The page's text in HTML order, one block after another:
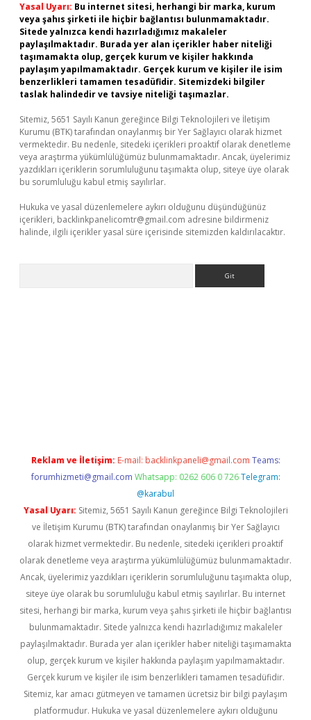
Yasal Uyarı: Bu internet sitesi, herhangi bir marka, kurum
veya şahıs şirketi ile hiçbir bağlantısı bulunmamaktadır.
Sitede yalnızca kendi hazırladığımız makaleler
paylaşılmaktadır. Burada yer alan içerikler haber niteliği
taşımamakta olup, gerçek kurum ve kişiler hakkında
paylaşım yapılmamaktadır. Gerçek kurum ve kişiler ile isim
benzerlikleri tamamen tesadüfidir. Sitemizdeki bilgiler
taslak halindedir ve tavsiye niteliği taşımazlar.
Sitemiz, 5651 Sayılı Kanun gereğince Bilgi Teknolojileri ve İletişim
Kurumu (BTK) tarafından onaylanmış bir Yer Sağlayıcı olarak hizmet
vermektedir. Bu nedenle, sitedeki içerikleri proaktif olarak denetleme
veya araştırma yükümlülüğümüz bulunmamaktadır. Ancak, üyelerimiz
yazdıkları içeriklerin sorumluluğunu taşımakta olup, siteye üye olarak
bu sorumluluğu kabul etmiş sayılırlar.
Hukuka ve yasal düzenlemelere aykırı olduğunu düşündüğünüz
içerikleri, backlinkpanelicomtr@gmail.com adresine bildirmeniz
halinde, ilgili içerikler yasal süre içerisinde sitemizden kaldırılacaktır.
Reklam ve İletişim: E-mail: backlinkpaneli@gmail.com Teams:
forumhizmeti@gmail.com Whatsapp: 0262 606 0 726 Telegram:
@karabul
Yasal Uyarı: Sitemiz, 5651 Sayılı Kanun gereğince Bilgi Teknolojileri
ve İletişim Kurumu (BTK) tarafından onaylanmış bir Yer Sağlayıcı
olarak hizmet vermektedir. Bu nedenle, sitedeki içerikleri proaktif
olarak denetleme veya araştırma yükümlülüğümüz bulunmamaktadır.
Ancak, üyelerimiz yazdıkları içeriklerin sorumluluğunu taşımakta olup,
siteye üye olarak bu sorumluluğu kabul etmiş sayılırlar. Bu internet
sitesi, herhangi bir marka, kurum veya şahıs şirketi ile hiçbir bağlantısı
bulunmamaktadır. Sitede yalnızca kendi hazırladığımız makaleler
paylaşılmaktadır. Burada yer alan içerikler haber niteliği taşımamakta
olup, gerçek kurum ve kişiler hakkında paylaşım yapılmamaktadır.
Gerçek kurum ve kişiler ile isim benzerlikleri tamamen tesadüfidir.
Sitemiz, kar amacı gütmeyen ve tamamen ücretsiz bir bilgi paylaşım
platformudur. Hukuka ve yasal düzenlemelere aykırı olduğunu